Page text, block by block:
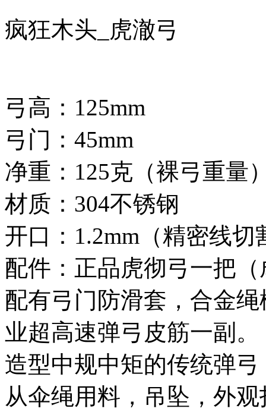
疯狂木头_虎澈弓
弓高：125mm
弓门：45mm
净重：125克（裸弓重量
材质：304不锈钢
开口：1.2mm（精密线切
配件：正品虎彻弓一把
配有弓门防滑套，合金
业超高速弹弓皮筋一副。
造型中规中矩的传统弹
从伞绳用料，吊坠，外